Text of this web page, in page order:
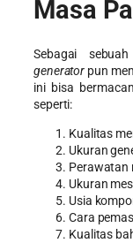
Masa
Sebagai
generator pun
ini bisa
seperti:
Kualitas
Ukuran
Perawatan
Ukuran
Usia
Cara
Kualitas